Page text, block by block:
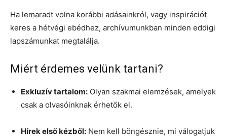
Ha lemaradt volna korábbi adásainkról, vagy inspirációt
keres a hétvégi ebédhez, archívumunkban minden eddigi
lapszámunkat megtalálja.
Miért érdemes velünk tartani?
Exkluzív tartalom: Olyan szakmai elemzések, amelyek
csak a olvasóinknak érhetők el.
Hírek első kézből: Nem kell böngésznie, mi válogatjuk